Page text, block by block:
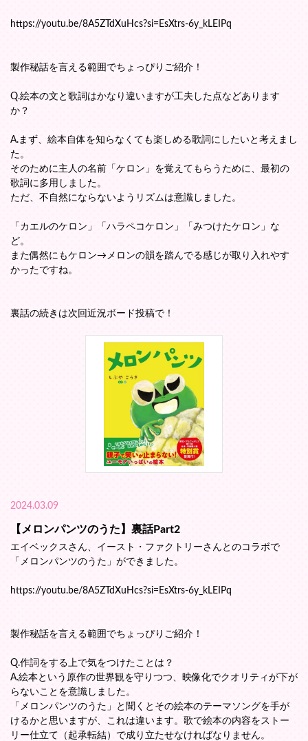
https://youtu.be/8A5ZTdXuHcs?si=EsXtrs-6y_kLEIPq
製作秘話を言える範囲でちょっぴりご紹介！
Q.絵本の文と歌詞はかなり違いますが工夫した点などあります
か？
A.まず、絵本自体を知らなくても楽しめる歌詞にしたいと考えまし
た。
そのために主人の名前「ケロン」を覚えてもらうために、最初の
歌詞に多用しました。
ただ、不自然にならないようリズムは意識しました。
「カエルのケロン」「ハラペコケロン」「みつけたケロン」な
ど。
また偶然にもケロン→メロンの韻を踏んでる感じが取り入れやす
かったですね。
裏話の続きは次回近況ボード投稿で！
2024.03.09
【メロンパンツのうた】裏話Part2
エイベックスさん、イースト・ファクトリーさんとのコラボで
「メロンパンツのうた」ができました。
https://youtu.be/8A5ZTdXuHcs?si=EsXtrs-6y_kLEIPq
製作秘話を言える範囲でちょっぴりご紹介！
Q.作詞をする上で気をつけたことは？
A.絵本という原作の世界観を守りつつ、映像化でクオリティが下が
らないことを意識しました。
「メロンパンツのうた」と聞くとその絵本のテーマソングを手が
けるかと思いますが、これは違います。歌で絵本の内容をストー
リー仕立て（起承転結）で成り立たせなければなりません。